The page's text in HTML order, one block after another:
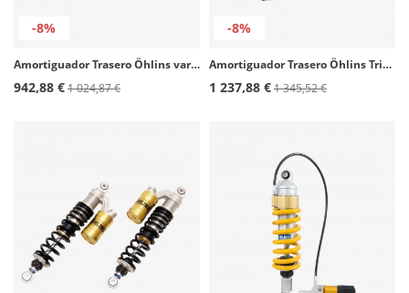
-8%
Amortiguador Trasero Öhlins varios modelos de Kawasaki KA 143
942,88 €1 024,87 €
-8%
Amortiguador Trasero Öhlins Triumph Tiger Sport 660 (22-26) AG 2306
1 237,88 €1 345,52 €